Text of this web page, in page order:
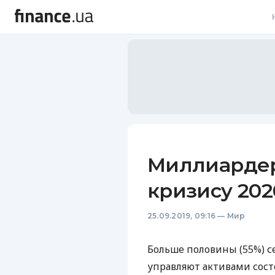
кризису
25.09.2019, 09:16 — Мир
Больше половины (55%)
управляют активами